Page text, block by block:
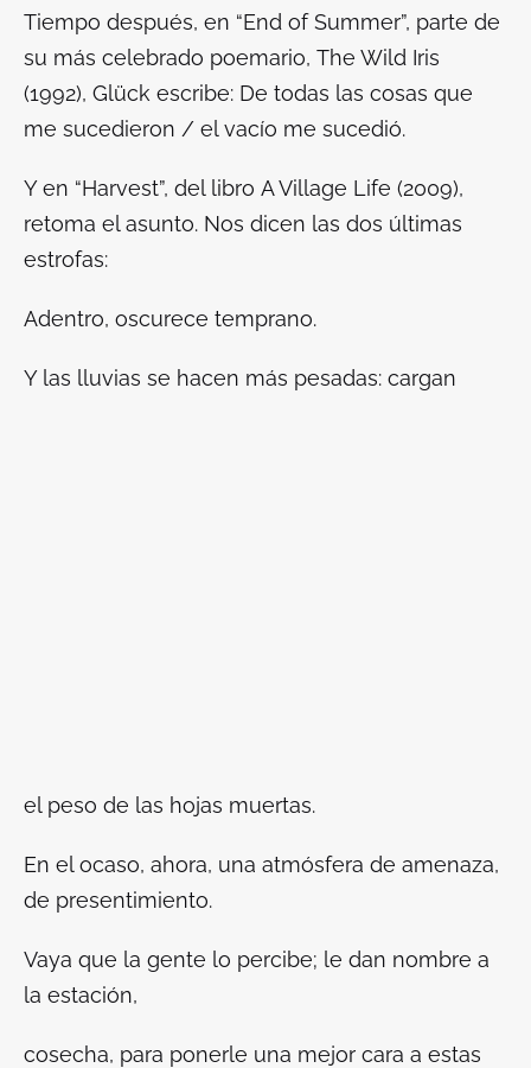
Tiempo después, en “End of Summer”, parte de
su más celebrado poemario, The Wild Iris
(1992), Glück escribe: De todas las cosas que
me sucedieron / el vacío me sucedió.
Y en “Harvest”, del libro A Village Life (2009),
retoma el asunto. Nos dicen las dos últimas
estrofas:
Adentro, oscurece temprano.
Y las lluvias se hacen más pesadas: cargan
el peso de las hojas muertas.
En el ocaso, ahora, una atmósfera de amenaza,
de presentimiento.
Vaya que la gente lo percibe; le dan nombre a
la estación,
cosecha, para ponerle una mejor cara a estas